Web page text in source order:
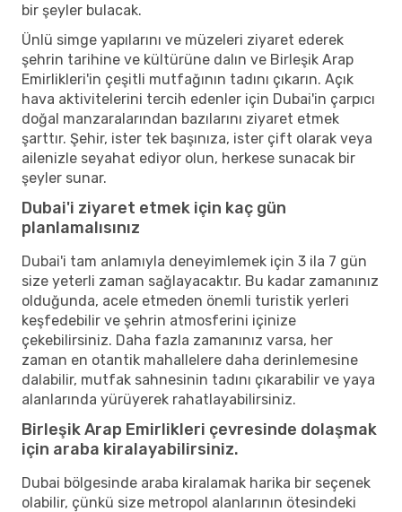
bir şeyler bulacak.
Ünlü simge yapılarını ve müzeleri ziyaret ederek
şehrin tarihine ve kültürüne dalın ve Birleşik Arap
Emirlikleri'in çeşitli mutfağının tadını çıkarın. Açık
hava aktivitelerini tercih edenler için Dubai'in çarpıcı
doğal manzaralarından bazılarını ziyaret etmek
şarttır. Şehir, ister tek başınıza, ister çift olarak veya
ailenizle seyahat ediyor olun, herkese sunacak bir
şeyler sunar.
Dubai'i ziyaret etmek için kaç gün
planlamalısınız
Dubai'i tam anlamıyla deneyimlemek için 3 ila 7 gün
size yeterli zaman sağlayacaktır. Bu kadar zamanınız
olduğunda, acele etmeden önemli turistik yerleri
keşfedebilir ve şehrin atmosferini içinize
çekebilirsiniz. Daha fazla zamanınız varsa, her
zaman en otantik mahallelere daha derinlemesine
dalabilir, mutfak sahnesinin tadını çıkarabilir ve yaya
alanlarında yürüyerek rahatlayabilirsiniz.
Birleşik Arap Emirlikleri çevresinde dolaşmak
için araba kiralayabilirsiniz.
Dubai bölgesinde araba kiralamak harika bir seçenek
olabilir, çünkü size metropol alanlarının ötesindeki